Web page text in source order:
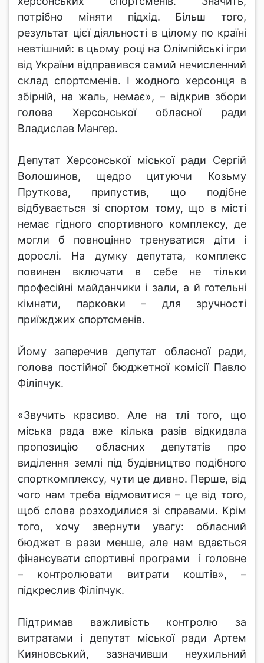
потрібно міняти підхід. Більш того,
результат цієї діяльності в цілому по країні
невтішний: в цьому році на Олімпійські ігри
від України відправився самий нечисленний
склад спортсменів. І жодного херсонця в
збірній, на жаль, немає», – відкрив збори
голова Херсонської обласної ради
Владислав Мангер.
Депутат Херсонської міської ради Сергій
Волошинов, щедро цитуючи Козьму
Пруткова, припустив, що подібне
відбувається зі спортом тому, що в місті
немає гідного спортивного комплексу, де
могли б повноцінно тренуватися діти і
дорослі. На думку депутата, комплекс
повинен включати в себе не тільки
професійні майданчики і зали, а й готельні
кімнати, парковки – для зручності
приїжджих спортсменів.
Йому заперечив депутат обласної ради,
голова постійної бюджетної комісії Павло
Філіпчук.
«Звучить красиво. Але на тлі того, що
міська рада вже кілька разів відкидала
пропозицію обласних депутатів про
виділення землі під будівництво подібного
спорткомплексу, чути це дивно. Перше, від
чого нам треба відмовитися – це від того,
щоб слова розходилися зі справами. Крім
того, хочу звернути увагу: обласний
бюджет в рази менше, але нам вдається
фінансувати спортивні програми і головне
– контролювати витрати коштів», –
підкреслив Філіпчук.
Підтримав важливість контролю за
витратами і депутат міської ради Артем
Кияновський, зазначивши неухильний